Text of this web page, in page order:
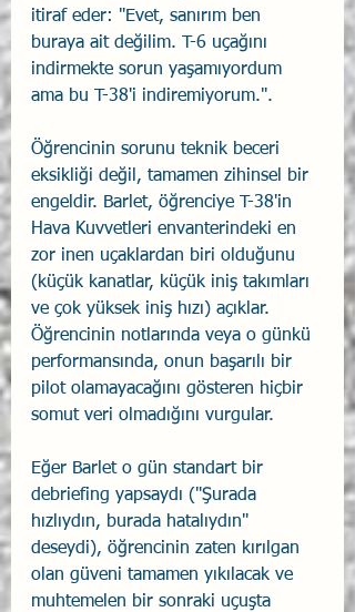
itiraf eder: "Evet, sanırım ben
buraya ait değilim. T-6 uçağını
indirmekte sorun yaşamıyordum
ama bu T-38'i indiremiyorum.".
Öğrencinin sorunu teknik beceri
eksikliği değil, tamamen zihinsel bir
engeldir. Barlet, öğrenciye T-38'in
Hava Kuvvetleri envanterindeki en
zor inen uçaklardan biri olduğunu
(küçük kanatlar, küçük iniş takımları
ve çok yüksek iniş hızı) açıklar.
Öğrencinin notlarında veya o günkü
performansında, onun başarılı bir
pilot olamayacağını gösteren hiçbir
somut veri olmadığını vurgular.
Eğer Barlet o gün standart bir
debriefing yapsaydı ("Şurada
hızlıydın, burada hatalıydın"
deseydi), öğrencinin zaten kırılgan
olan güveni tamamen yıkılacak ve
muhtemelen bir sonraki uçuşta